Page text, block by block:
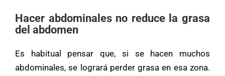
Hacer abdominales no reduce la grasa
del abdomen
Es habitual pensar que, si se hacen muchos
abdominales, se logrará perder grasa en esa zona.